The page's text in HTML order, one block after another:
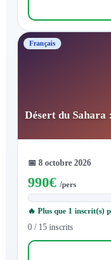
Français
Désert du
📅 8 octobre 2026
990€ /pers
🔥 Plus que 1 inscrit(s)
0 / 15 inscrits